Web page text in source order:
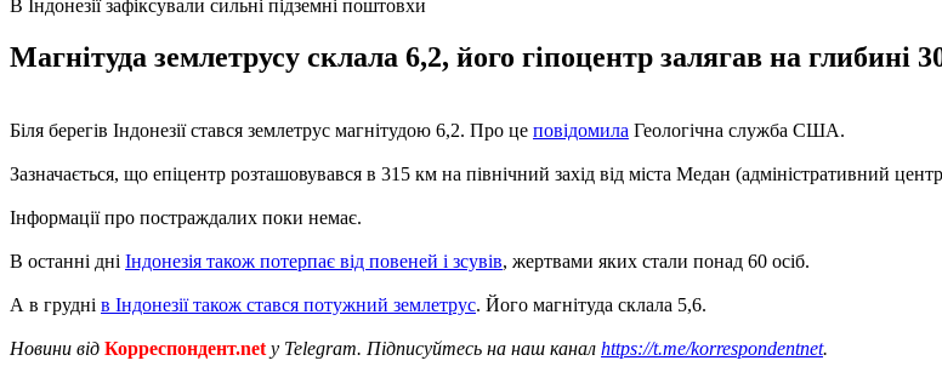
В Індонезії зафіксували сильні підземні поштовхи
Магнітуда землетрусу склала 6,2, його гіпоцентр залягав на
Біля берегів Індонезії стався землетрус магнітудою 6,2. Про це повідомила Геологічна служба США.
Зазначається, що епіцентр розташовувався в 315 км на північний захід від міста Медан (адміністративний
Інформації про постраждалих поки немає.
В останні дні Індонезія також потерпає від повеней і зсувів, жертвами яких стали понад 60 осіб.
А в грудні в Індонезії також стався потужний землетрус. Його магнітуда склала 5,6.
Новини від Корреспондент.net у Telegram. Підписуйтесь на наш канал https://t.me/korrespondentnet.